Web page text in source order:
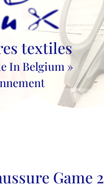
textiles
In Belgium »
Game 2